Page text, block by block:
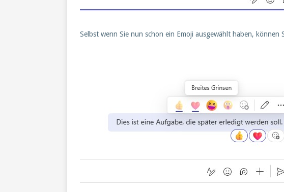
Selbst wenn Sie nun schon ein Emoji ausgewählt haben, können